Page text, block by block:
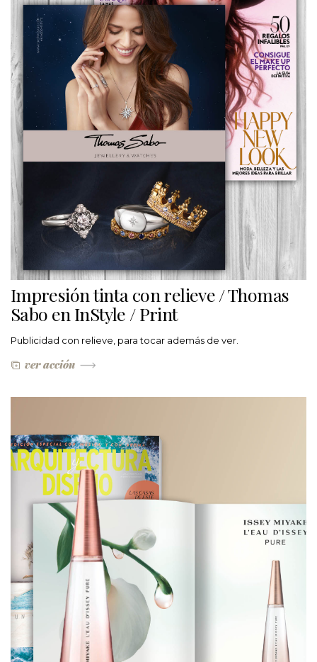
Impresión tinta con relieve / Thomas
Sabo en InStyle / Print
Publicidad con relieve, para tocar además de ver.
ver acción